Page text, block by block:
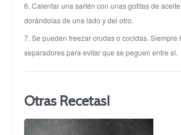
6. Calentar una sartén con unas gotitas de
dorándolas de una lado y del otro.
7. Se pueden freezar crudas o cocidas. Siempre
separadores para evitar que se peguen entre sí.
Otras Recetas!